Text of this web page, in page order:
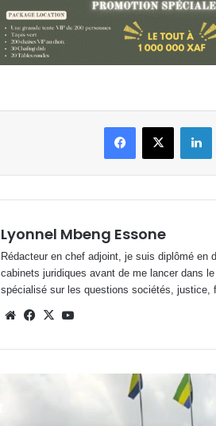
FacebookX
Lyonnel Mbeng Essone
Rédacteur en chef adjoint, je suis diplômé
cabinets juridiques avant de me lancer dans
spécialisé sur les questions sociétés,
WebsiteFacebook
X